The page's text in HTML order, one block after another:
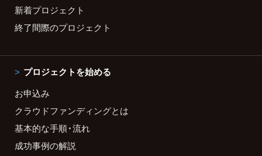
新着プロジェクト
終了間際のプロジェクト
プロジェクトを始める
お申込み
クラウドファンディングとは
基本的な手順・流れ
成功事例の解説